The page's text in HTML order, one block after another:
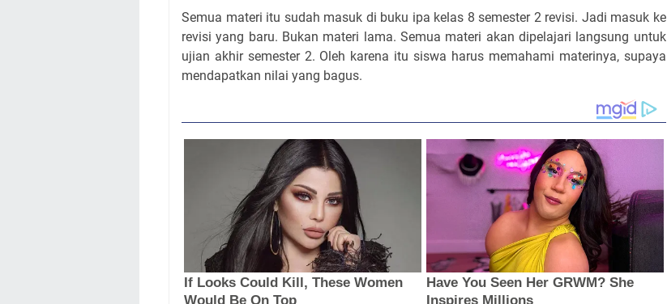
Semua materi itu sudah masuk di buku ipa kelas 8 semester 2 revisi. Jadi masuk ke
revisi yang baru. Bukan materi lama. Semua materi akan dipelajari langsung untuk
ujian akhir semester 2. Oleh karena itu siswa harus memahami materinya, supaya
mendapatkan nilai yang bagus.